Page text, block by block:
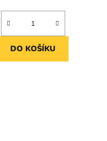
DO KOŠÍKU